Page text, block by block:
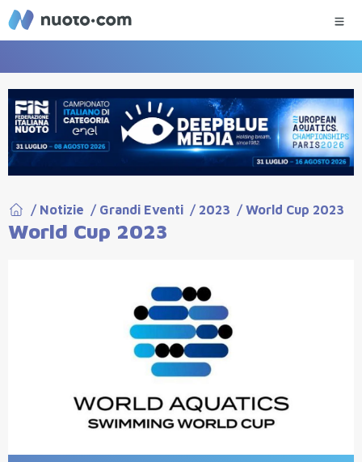
/ Notizie / Grandi Eventi / 2023 / World Cup 2023
World Cup 2023